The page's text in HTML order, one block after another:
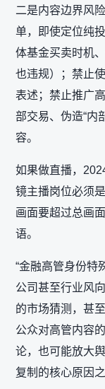
二是内容边界风
单，即使定位纯
体基金买卖时机
也违规）；禁止
表述；禁止推广
部交易、伪造“内
容。
如果做直播，
镜主播岗位必须
画面要超过总画
语。
“金融高管身份特
公司甚至行业风
的市场猜测，甚
公众对高管内容
论，也可能放大
复制的核心原因